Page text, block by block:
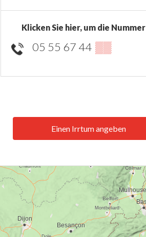
Klicken Sie hier, um die Nummer
05 55 67 44 ▒▒
Einen Irrtum angeben